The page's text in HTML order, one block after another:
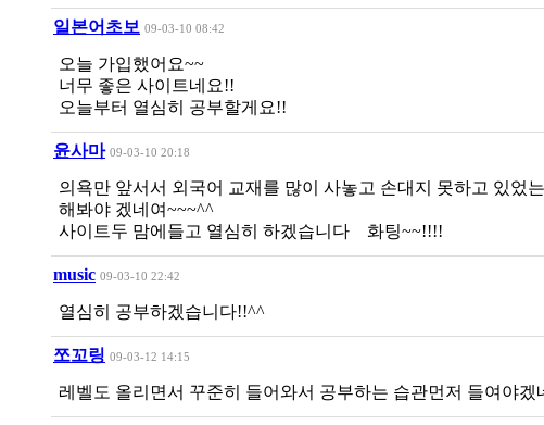
일본어초보 09-03-10 08:42
오늘 가입했어요~~
너무 좋은 사이트네요!!
오늘부터 열심히 공부할게요!!
윤사마 09-03-10 20:18
의욕만 앞서서 외국어 교재를 많이 사놓고 손대지 못하고 있었
해봐야 겠네여~~~^^
사이트두 맘에들고 열심히 하겠습니다 화팅~~!!!!
music 09-03-10 22:42
열심히 공부하겠습니다!!^^
쪼꼬링 09-03-12 14:15
레벨도 올리면서 꾸준히 들어와서 공부하는 습관먼저 들여야겠